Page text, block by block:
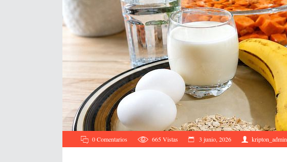
0 Comentarios 665Vistas 3 junio, 2026 kripton_admin